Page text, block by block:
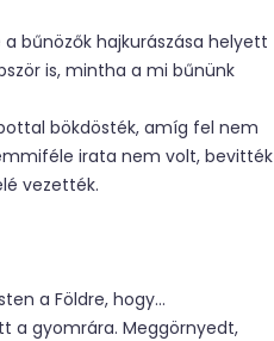
a bűnözők hajkurászása helyett
is, mintha a mi bűnünk
bökdösték, amíg fel nem
irata nem volt, bevitték
vezették.
a Földre, hogy…
a gyomrára. Meggörnyedt,